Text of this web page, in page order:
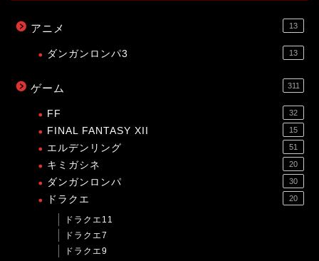
アニメ 13
ダンガンロンパ3 13
ゲーム 311
FF 32
FINAL FANTASY XII 15
エルデンリング 51
キミガシネ 20
ダンガンロンパ 30
ドラクエ 20
ドラクエ11
ドラクエ7
ドラクエ9